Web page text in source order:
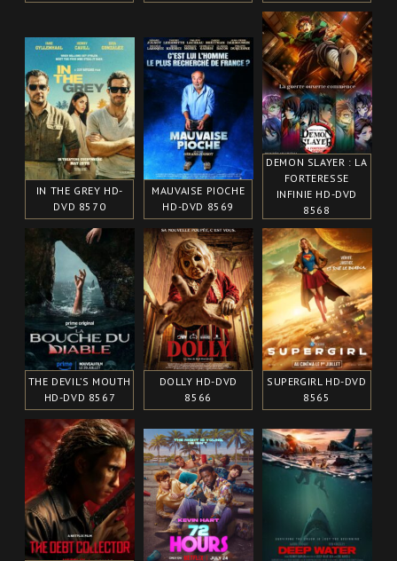
IN THE GREY HD-
DVD 8570
MAUVAISE PIOCHE
HD-DVD 8569
DEMON SLAYER : LA
FORTERESSE
INFINIE HD-DVD
8568
THE DEVIL’S MOUTH
HD-DVD 8567
DOLLY HD-DVD
8566
SUPERGIRL HD-DVD
8565